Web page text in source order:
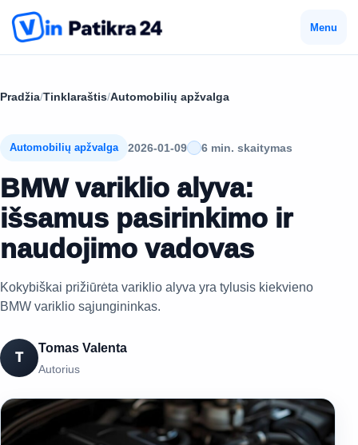
Menu
Pradžia/Tinklaraštis/Automobilių apžvalga
Automobilių apžvalga 2026-01-09 6 min. skaitymas
BMW variklio alyva:
išsamus pasirinkimo ir
naudojimo vadovas
Kokybiškai prižiūrėta variklio alyva yra tylusis kiekvieno
BMW variklio sąjungininkas.
T
Tomas Valenta
Autorius